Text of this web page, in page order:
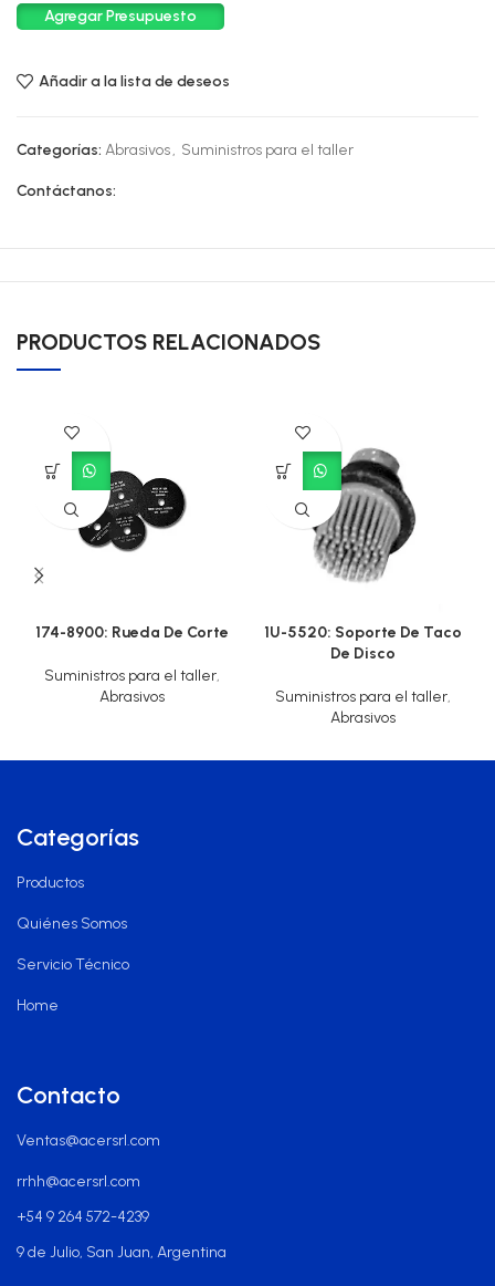
Agregar Presupuesto
Añadir a la lista de deseos
Categorías: Abrasivos, Suministros para el taller
Contáctanos:
PRODUCTOS RELACIONADOS
174-8900: Rueda De Corte
Suministros para el taller,
Abrasivos
1U-5520: Soporte De Taco
De Disco
Suministros para el taller,
Abrasivos
Categorías
Productos
Quiénes Somos
Servicio Técnico
Home
Contacto
Ventas@acersrl.com
rrhh@acersrl.com
+54 9 264 572-4239
9 de Julio, San Juan, Argentina